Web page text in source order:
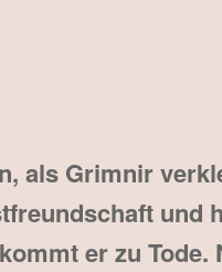
als Grimnir
und
er zu